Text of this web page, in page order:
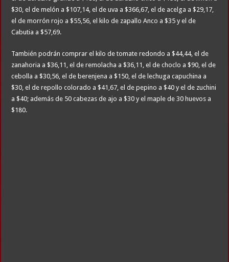
$30, el de melón a $107,14, el de uva a $366,67, el de acelga a $29,17,
el de morrón rojo a $55,56, el kilo de zapallo Anco a $35 y el de
Cabutia a $57,69.
También podrán comprar el kilo de tomate redondo a $44,44, el de
zanahoria a $36,11, el de remolacha a $36,11, el de choclo a $90, el de
cebolla a $30,56, el de berenjena a $150, el de lechuga capuchina a
$30, el de repollo colorado a $41,67, el de pepino a $40 y el de zuchini
a $40; además de 50 cabezas de ajo a $30 y el maple de 30 huevos a
$180.